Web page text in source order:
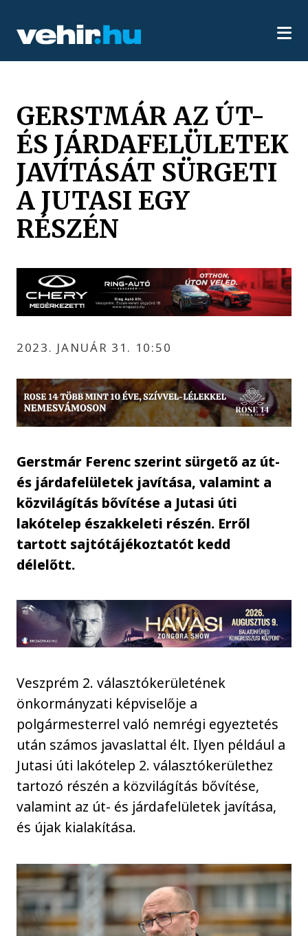
GERSTMÁR AZ ÚT-
ÉS JÁRDAFELÜLETEK
JAVÍTÁSÁT SÜRGETI
A JUTASI EGY
RÉSZÉN
2023. JANUÁR 31. 10:50
Gerstmár Ferenc szerint sürgető az út-
és járdafelületek javítása, valamint a
közvilágítás bővítése a Jutasi úti
lakótelep északkeleti részén. Erről
tartott sajtótájékoztatót kedd
délelőtt.
Veszprém 2. választókerületének
önkormányzati képviselője a
polgármesterrel való nemrégi egyeztetés
után számos javaslattal élt. Ilyen például a
Jutasi úti lakótelep 2. választókerülethez
tartozó részén a közvilágítás bővítése,
valamint az út- és járdafelületek javítása,
és újak kialakítása.